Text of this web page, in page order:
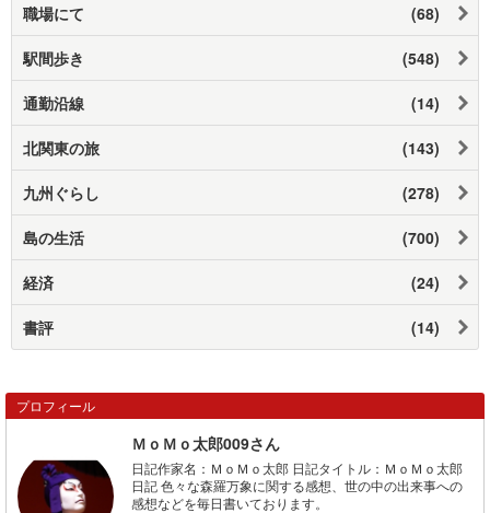
職場にて (68)
駅間歩き (548)
通勤沿線 (14)
北関東の旅 (143)
九州ぐらし (278)
島の生活 (700)
経済 (24)
書評 (14)
プロフィール
ＭｏＭｏ太郎009さん
日記作家名：ＭｏＭｏ太郎 日記タイトル：ＭｏＭｏ太郎
日記 色々な森羅万象に関する感想、世の中の出来事への
感想などを毎日書いております。